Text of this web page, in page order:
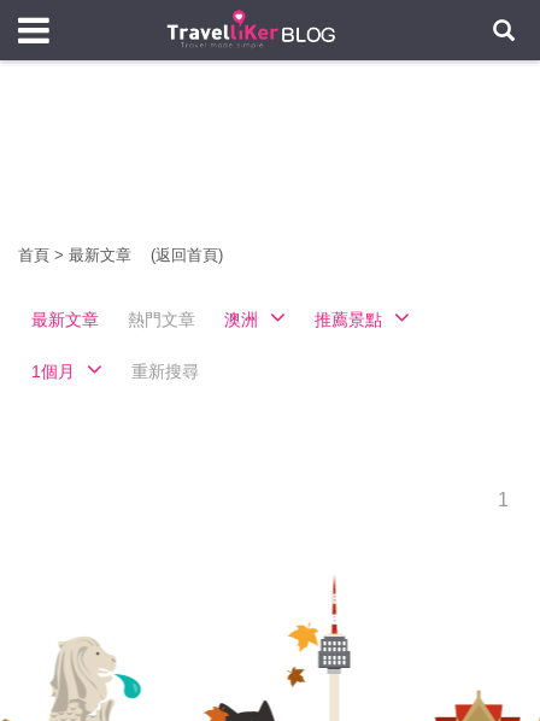
首頁 > 最新文章 (返回首頁)
最新文章 熱門文章 澳洲 推薦景點
1個月 重新搜尋
1